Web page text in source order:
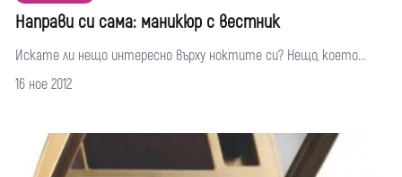
Направи си сама: маникюр с вестник
Искате ли нещо интересно върху ноктите си? Нещо, което...
16 ное 2012